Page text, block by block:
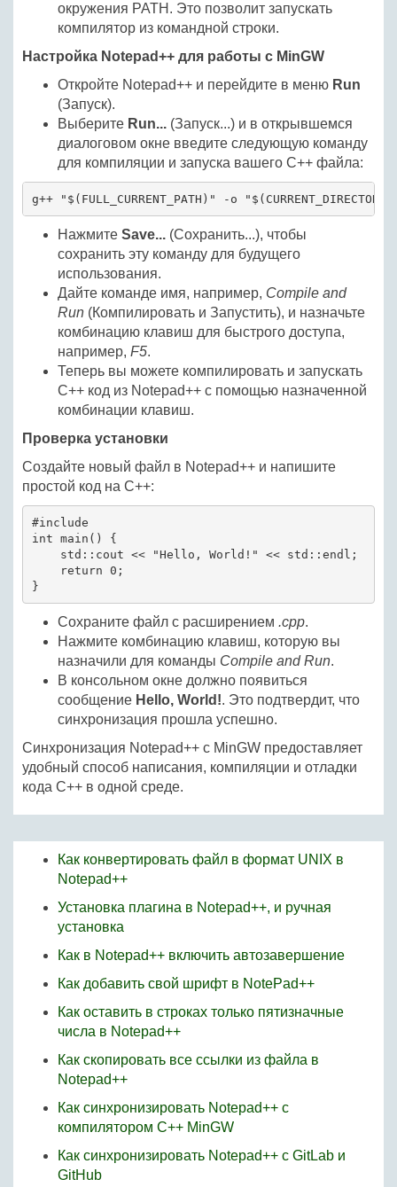
окружения PATH. Это позволит запускать
компилятор из командной строки.
Настройка Notepad++ для работы с MinGW
Откройте Notepad++ и перейдите в меню Run
(Запуск).
Выберите Run... (Запуск...) и в открывшемся
диалоговом окне введите следующую команду
для компиляции и запуска вашего C++ файла:
g++ "$(FULL_CURRENT_PATH)" -o
Нажмите Save... (Сохранить...), чтобы
сохранить эту команду для будущего
использования.
Дайте команде имя, например, Compile and
Run (Компилировать и Запустить), и назначьте
комбинацию клавиш для быстрого доступа,
например, F5.
Теперь вы можете компилировать и запускать
C++ код из Notepad++ с помощью назначенной
комбинации клавиш.
Проверка установки
Создайте новый файл в Notepad++ и напишите
простой код на C++:
#include
int main() {
    std::cout << "Hello, World!" << std::endl;
    return 0;
Сохраните файл с расширением .cpp.
Нажмите комбинацию клавиш, которую вы
назначили для команды Compile and Run.
В консольном окне должно появиться
сообщение Hello, World!. Это подтвердит, что
синхронизация прошла успешно.
Синхронизация Notepad++ с MinGW предоставляет
удобный способ написания, компиляции и отладки
кода C++ в одной среде.
Как конвертировать файл в формат UNIX в
Notepad++
Установка плагина в Notepad++, и ручная
установка
Как в Notepad++ включить автозавершение
Как добавить свой шрифт в NotePad++
Как оставить в строках только пятизначные
числа в Notepad++
Как скопировать все ссылки из файла в
Notepad++
Как синхронизировать Notepad++ с
компилятором C++ MinGW
Как синхронизировать Notepad++ с GitLab и
GitHub